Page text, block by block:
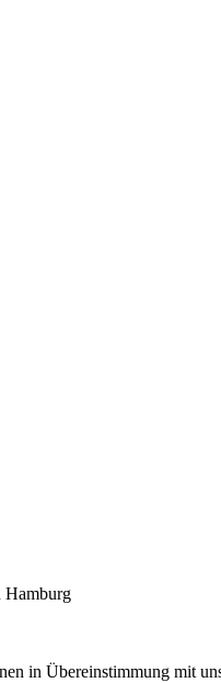
Hamburg
in Übereinstimmung mit